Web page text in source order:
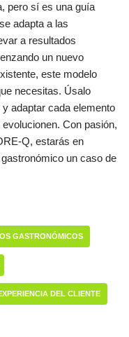
pero sí es una guía
adapta a las
a resultados
un nuevo
este modelo
necesitas. Úsalo
adaptar cada elemento
Con pasión,
Q, estarás en
un caso de
GASTRONÓMICOS
DEL CLIENTE